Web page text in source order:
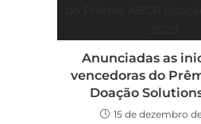
Anunciadas as
vencedoras do
Doação
15 de dezembro